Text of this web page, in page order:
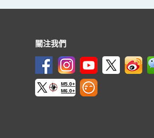
關注我們
M5.0+
M6.0+